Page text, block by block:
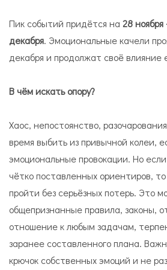
Пик событий придётся на 28 ноября
декабря. Эмоциональные качели
декабря и продолжат своё влияние
В чём искать опору?
Хаос, непостоянство,
время выбить из привычной колеи,
эмоциональные провокации. Но
чётко поставленных ориентиров,
пройти без серьёзных потерь. Это
общепризнанные правила, законы,
отношение к любым задачам,
заранее составленного плана.
крючок собственных эмоций и не